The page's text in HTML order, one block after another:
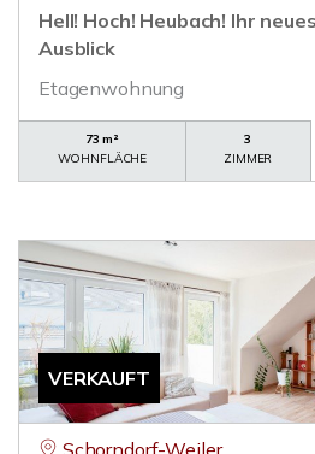
Hell! Hoch! Heubach! Ihr
Ausblick
Etagenwohnung
73 m²
WOHNFLÄCHE
3
ZIMMER
VERKAUFT
Schorndorf-Weiler